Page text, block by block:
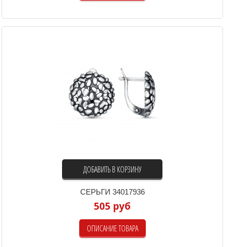
ДОБАВИТЬ В КОРЗИНУ
СЕРЬГИ 34017936
505 руб
ОПИСАНИЕ ТОВАРА